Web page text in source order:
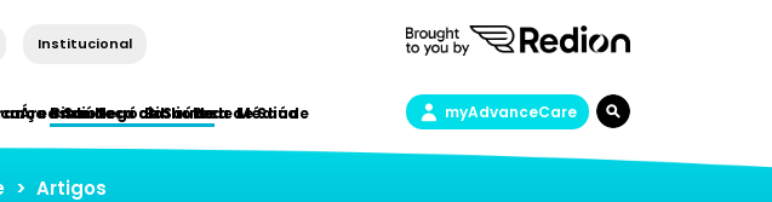
Institucional
Biblioteca de Saúde
e Saúde Biblioteca de Saúde
Áreas de Negócio Rede Médica myAdvanceCare
> Artigos